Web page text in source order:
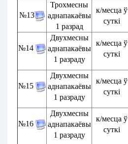
№13
Трохмесны
аднапакаёвы
1 разрад
к/месца ў
суткі
№14
Двухмесны
аднапакаёвы
1 разраду
к/месца ў
суткі
№15
Двухмесны
аднапакаёвы
1 разраду
к/месца ў
суткі
№16
Двухмесны
аднапакаёвы
1 разраду
к/месца ў
суткі